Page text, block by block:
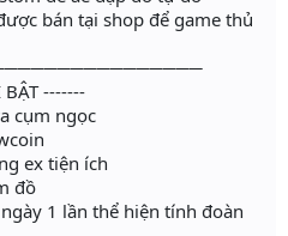
bán tại shop để game thủ
-------
cụm ngọc
ex tiện ích
đồ
1 lần thể hiện tính đoàn